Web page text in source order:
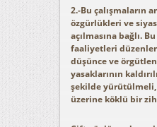
2.-Bu çalışmaların
özgürlükleri ve
açılmasına bağlı.
faaliyetleri
düşünce ve
yasaklarının
şekilde yürütülmeli,
üzerine köklü bir